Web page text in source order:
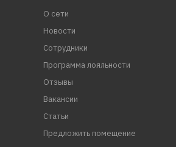
О сети
Новости
Сотрудники
Программа лояльности
Отзывы
Вакансии
Статьи
Предложить помещение